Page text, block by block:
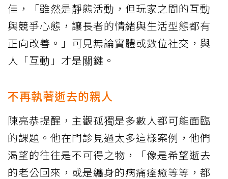
佳，「雖然是靜態活動，但玩家之間的互動
與競爭心態，讓長者的情緒與生活型態都有
正向改善。」可見無論實體或數位社交，與
人「互動」才是關鍵。
不再執著逝去的親人
陳亮恭提醒，主觀孤獨是多數人都可能面臨
的課題。他在門診見過太多這樣案例，他們
渴望的往往是不可得之物，「像是希望逝去
的老公回來，或是纏身的病痛痊癒等等，都